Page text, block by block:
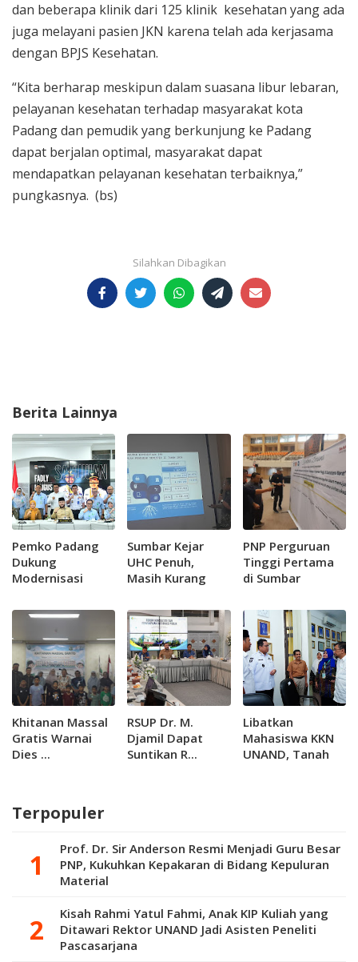
dan beberapa klinik dari 125 klinik kesehatan yang ada
juga melayani pasien JKN karena telah ada kerjasama
dengan BPJS Kesehatan.
“Kita berharap meskipun dalam suasana libur lebaran,
pelayanan kesehatan terhadap masyarakat kota
Padang dan pemudik yang berkunjung ke Padang
dapat berjalan optimal, masyarakat dapat
mendapatkan pelayanan kesehatan terbaiknya,”
pungkasnya. (bs)
Berita Lainnya
Pemko Padang
Dukung
Modernisasi
Djamil Menjadi
Rumah Sakit
Bertaraf Asia
Sumbar Kejar
UHC Penuh,
Masih Kurang
Aktif JKN
PNP Perguruan
Tinggi Pertama
di Sumbar
Kampus Sehat
Khitanan Massal
Gratis Warnai
Dies ...
RSUP Dr. M.
Djamil Dapat
Suntikan R...
Libatkan
Mahasiswa KKN
UNAND, Tanah
Terpopuler
Prof. Dr. Sir Anderson Resmi Menjadi Guru Besar
PNP, Kukuhkan Kepakaran di Bidang Kepuluran
Material
Kisah Rahmi Yatul Fahmi, Anak KIP Kuliah yang
Ditawari Rektor UNAND Jadi Asisten Peneliti
Pascasarjana